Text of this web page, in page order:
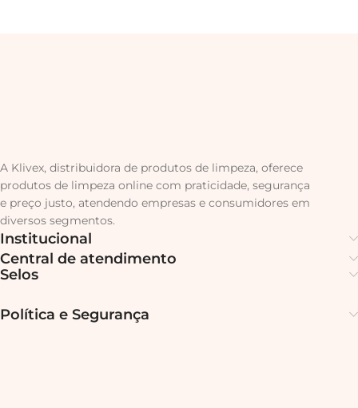
A Klivex, distribuidora de produtos de limpeza, oferece
produtos de limpeza online com praticidade, segurança
e preço justo, atendendo empresas e consumidores em
diversos segmentos.
Institucional
Central de atendimento
Selos
Política e Segurança